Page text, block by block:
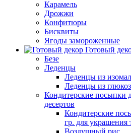
Карамель
Дрожжи
Конфитюры
Бисквиты
Ягоды замороженные
Готовый
Безе
Леденцы
Леденцы из
Леденцы из
Кондитерские посыпки
десертов
Кондитерские
гр. для украшения
Воздушный рис